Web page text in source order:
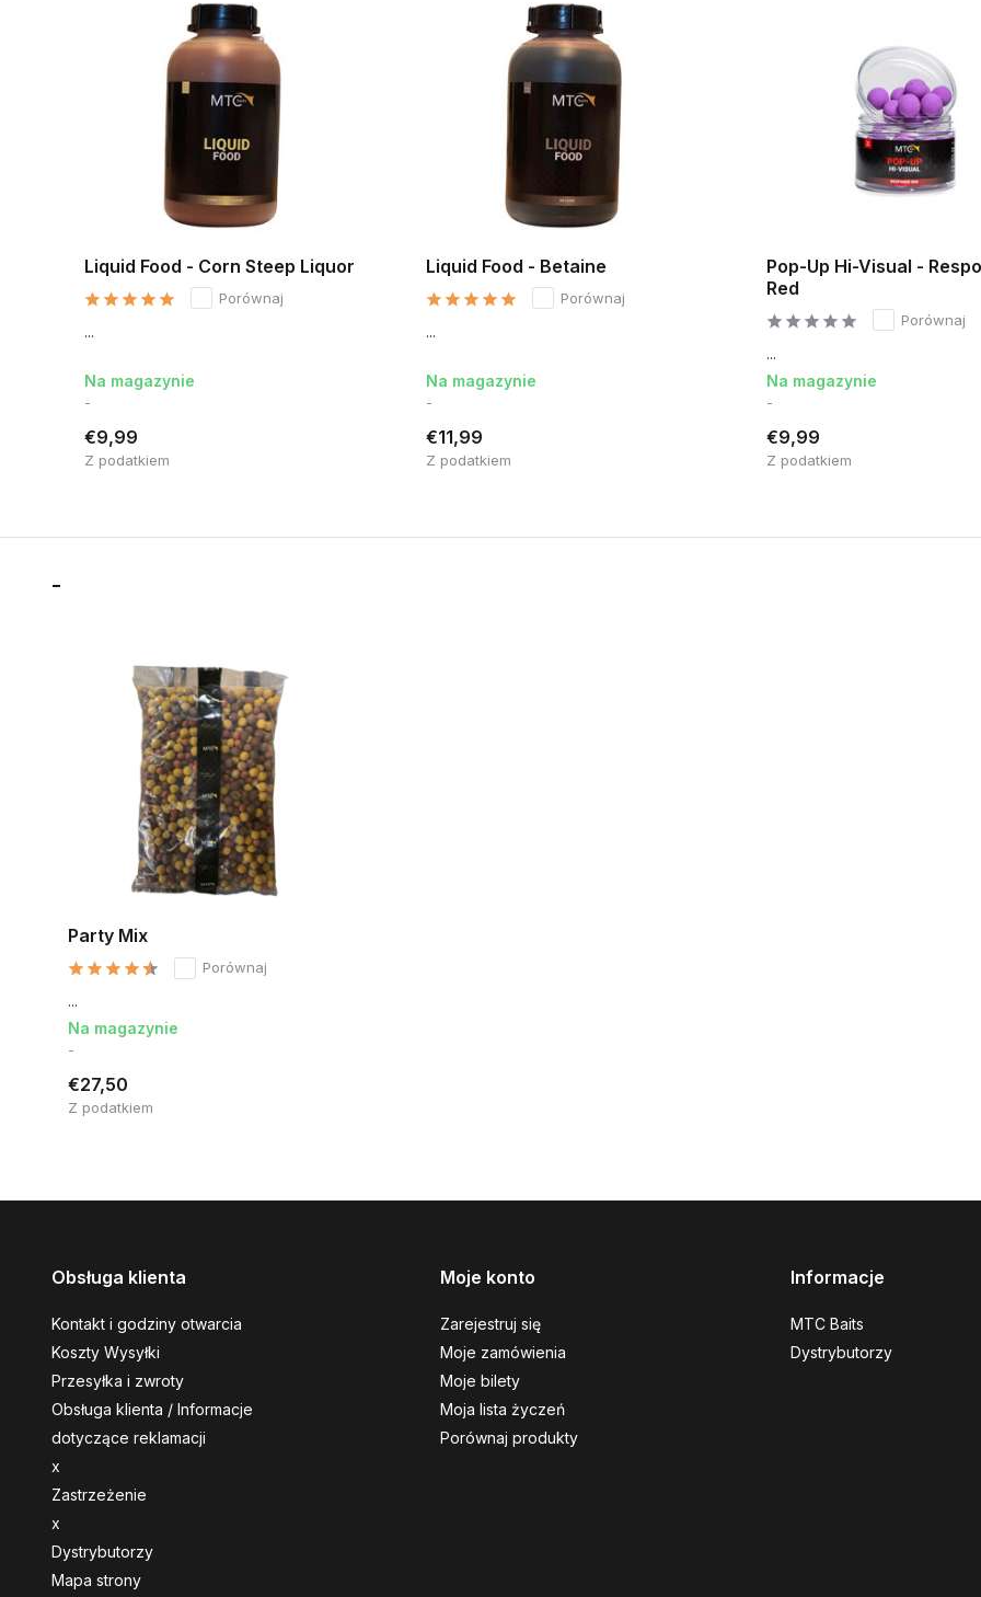
Liquid Food - Corn Steep Liquor
Porównaj
...
Na magazynie
-
€9,99
Z podatkiem
Liquid Food - Betaine
Porównaj
...
Na magazynie
-
€11,99
Z podatkiem
Pop-Up Hi-Visual -
Red
Porównaj
...
Na magazynie
-
€9,99
Z podatkiem
-
Party Mix
Porównaj
...
Na magazynie
-
€27,50
Z podatkiem
Obsługa klienta
Kontakt i godziny otwarcia
Koszty Wysyłki
Przesyłka i zwroty
Obsługa klienta / Informacje
dotyczące reklamacji
x
Zastrzeżenie
x
Dystrybutorzy
Mapa strony
Moje konto
Zarejestruj się
Moje zamówienia
Moje bilety
Moja lista życzeń
Porównaj produkty
Informacje
MTC Baits
Dystrybutorzy